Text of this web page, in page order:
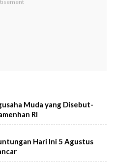
Muda yang Disebut-
RI
Hari Ini 5 Agustus